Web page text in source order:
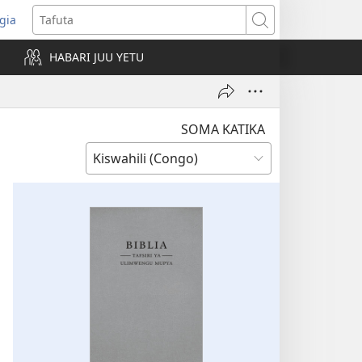
Tafuta
HABARI JUU YETU
SOMA KATIKA